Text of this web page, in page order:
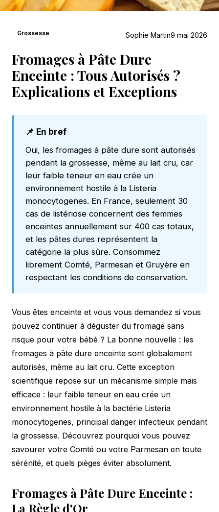
Grossesse Sophie Martin9 mai 2026
Fromages à Pâte Dure
Enceinte : Tous Autorisés ?
Explications et Exceptions
📌 En bref
Oui, les fromages à pâte dure sont autorisés
pendant la grossesse, même au lait cru, car
leur faible teneur en eau crée un
environnement hostile à la Listeria
monocytogenes. En France, seulement 30
cas de listériose concernent des femmes
enceintes annuellement sur 400 cas totaux,
et les pâtes dures représentent la
catégorie la plus sûre. Consommez
librement Comté, Parmesan et Gruyère en
respectant les conditions de conservation.
Vous êtes enceinte et vous vous demandez si vous
pouvez continuer à déguster du fromage sans
risque pour votre bébé ? La bonne nouvelle : les
fromages à pâte dure enceinte sont globalement
autorisés, même au lait cru. Cette exception
scientifique repose sur un mécanisme simple mais
efficace : leur faible teneur en eau crée un
environnement hostile à la bactérie Listeria
monocytogenes, principal danger infectieux pendant
la grossesse. Découvrez pourquoi vous pouvez
savourer votre Comté ou votre Parmesan en toute
sérénité, et quels pièges éviter absolument.
Fromages à Pâte Dure Enceinte :
La Règle d'Or